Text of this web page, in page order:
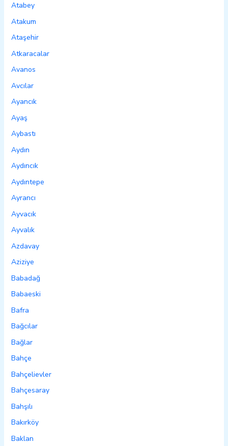
Atabey
Atakum
Ataşehir
Atkaracalar
Avanos
Avcılar
Ayancık
Ayaş
Aybastı
Aydın
Aydıncık
Aydıntepe
Ayrancı
Ayvacık
Ayvalık
Azdavay
Aziziye
Babadağ
Babaeski
Bafra
Bağcılar
Bağlar
Bahçe
Bahçelievler
Bahçesaray
Bahşılı
Bakırköy
Baklan